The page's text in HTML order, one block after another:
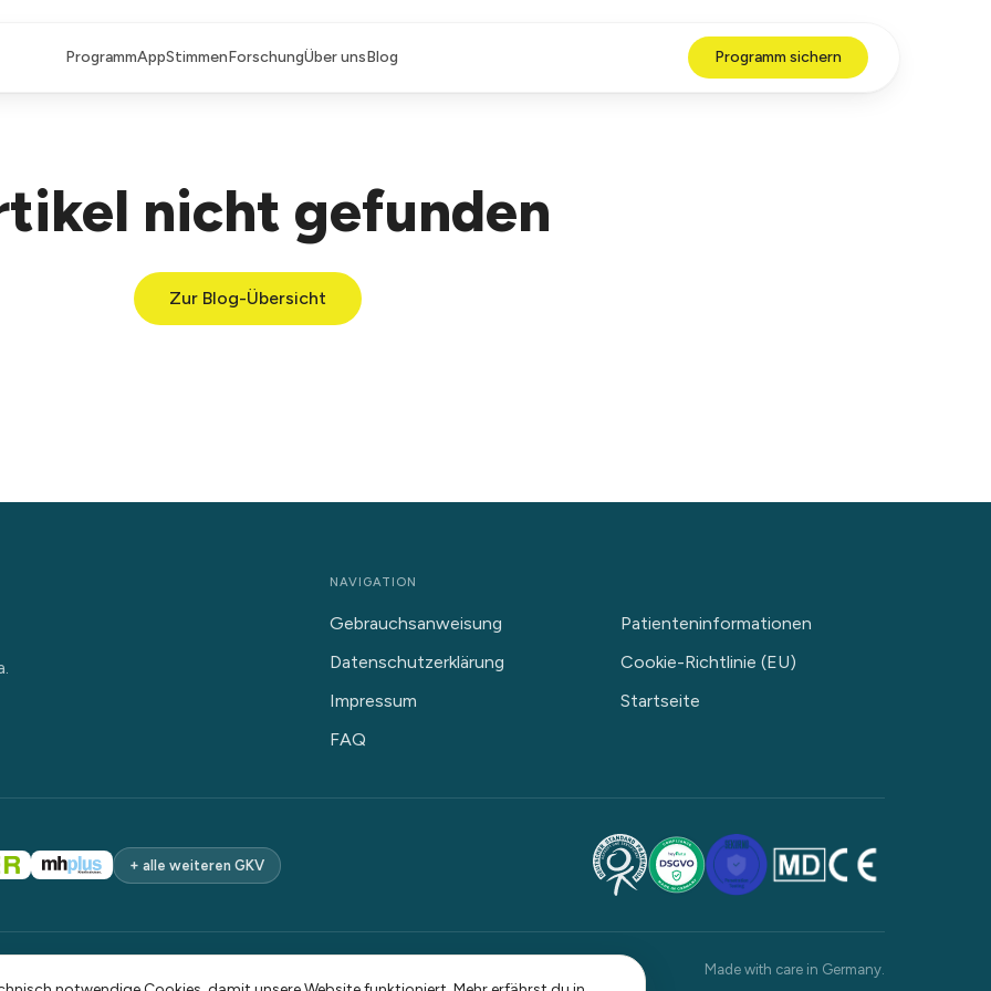
ProgrammAppStimmenForschungÜber unsBlog Programm sichern
nicht gefunden
Zur Blog-Übersicht
NAVIGATION
Gebrauchsanweisung
Patienteninformationen
Datenschutzerklärung
Cookie-Richtlinie (EU)
Impressum
Startseite
FAQ
+ alle weiteren GKV
Made with care in Germany.